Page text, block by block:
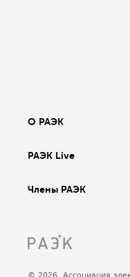
О РАЭК
РАЭК Live
Члены РАЭК